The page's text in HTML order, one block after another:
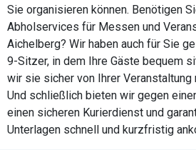
Sie organisieren können. Benötigen
Abholservices für Messen und
Aichelberg? Wir haben auch für Sie
9-Sitzer, in dem Ihre Gäste bequem
wir sie sicher von Ihrer Veranstaltung
Und schließlich bieten wir gegen
einen sicheren Kurierdienst und
Unterlagen schnell und kurzfristig